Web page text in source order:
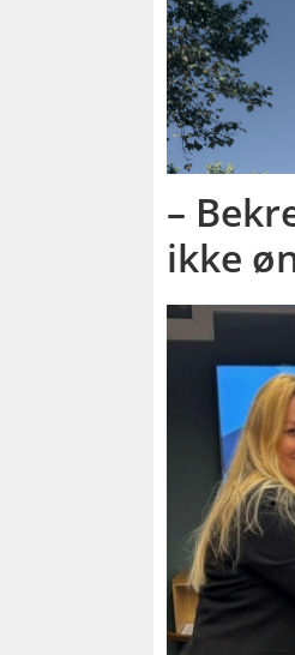
–
ikke